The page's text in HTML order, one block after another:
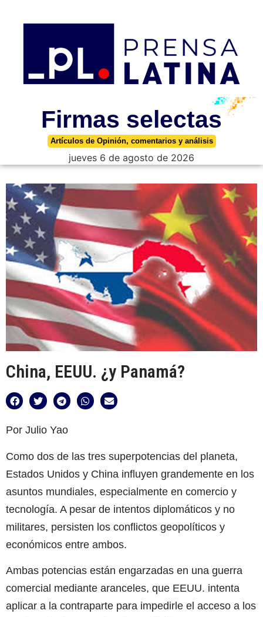
Firmas selectas
Artículos de Opinión, comentarios y análisis
jueves 6 de agosto de 2026
China, EEUU. ¿y Panamá?
Por Julio Yao
Como dos de las tres superpotencias del planeta,
Estados Unidos y China influyen grandemente en los
asuntos mundiales, especialmente en comercio y
tecnología. A pesar de intentos diplomáticos y no
militares, persisten los conflictos geopolíticos y
económicos entre ambos.
Ambas potencias están engarzadas en una guerra
comercial mediante aranceles, que EEUU. intenta
aplicar a la contraparte para impedirle el acceso a los